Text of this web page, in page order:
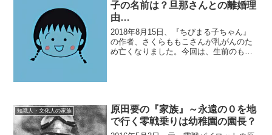
子の名前は？旦那さんとの離婚理
由…
2018年8月15日、『ちびまる子ちゃん』
の作者、さくらももこさんが乳がんのた
め亡くなりました。今回は、生前のもも
知識人・文化人の家族
原田要の『家族』～永遠の０を地
で行く零戦乗りは幼稚園の園長？